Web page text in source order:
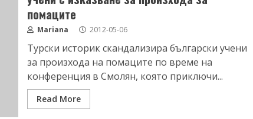
помаците
Mariana 2012-05-06
Турски историк скандализира български учени
за произхода на помаците по време на
конференция в Смолян, която приключи...
Read More